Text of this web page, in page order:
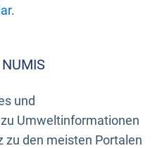
.
und
Umweltinformationen
zu den meisten Portalen